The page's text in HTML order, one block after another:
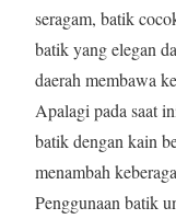
seragam, batik
batik yang elegan
daerah membawa
Apalagi pada saat
batik dengan kain
menambah
Penggunaan batik